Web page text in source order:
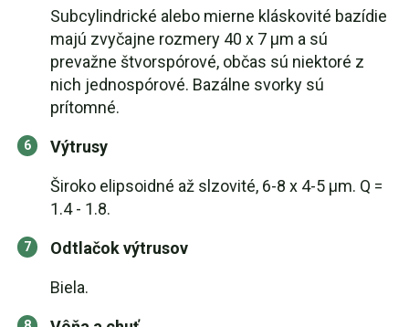
Subcylindrické alebo mierne kláskovité bazídie
majú zvyčajne rozmery 40 x 7 μm a sú
prevažne štvorspórové, občas sú niektoré z
nich jednospórové. Bazálne svorky sú
prítomné.
Výtrusy
Široko elipsoidné až slzovité, 6-8 x 4-5 μm. Q =
1.4 - 1.8.
Odtlačok výtrusov
Biela.